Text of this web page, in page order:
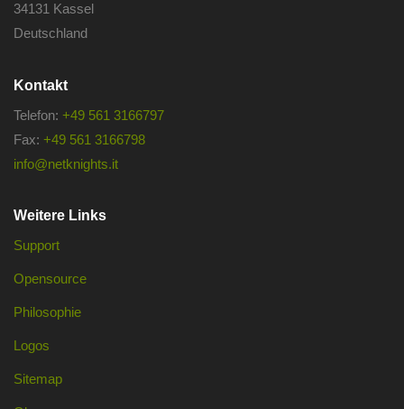
34131 Kassel
Deutschland
Kontakt
Telefon: +49 561 3166797
Fax: +49 561 3166798
info@netknights.it
Weitere Links
Support
Opensource
Philosophie
Logos
Sitemap